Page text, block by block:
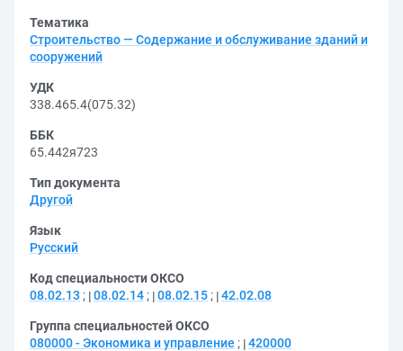
Тематика
Строительство — Содержание и обслуживание зданий и
сооружений
УДК
338.465.4(075.32)
ББК
65.442я723
Тип документа
Другой
Язык
Русский
Код специальности ОКСО
08.02.13 ; 08.02.14 ; 08.02.15 ; 42.02.08
Группа специальностей ОКСО
080000 - Экономика и управление ; 420000